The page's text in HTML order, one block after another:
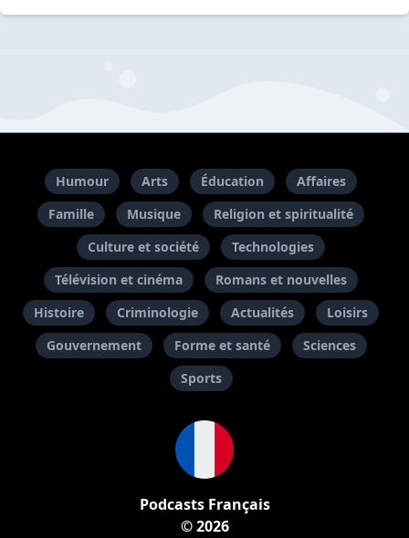
Humour Arts Éducation
Affaires
Famille
Musique
Religion et spiritualité
Culture et société
Technologies
Télévision et cinéma
Romans et nouvelles
Histoire
Criminologie Actualités
Loisirs
Gouvernement
Forme et santé
Sciences
Sports
Podcasts Français
© 2026